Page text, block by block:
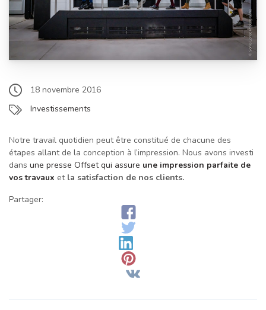
18 novembre 2016
Investissements
Notre travail quotidien peut être constitué de chacune des
étapes allant de la conception à l’impression. Nous avons investi
dans une presse Offset qui assure une impression parfaite de
vos travaux et la satisfaction de nos clients.
Partager: